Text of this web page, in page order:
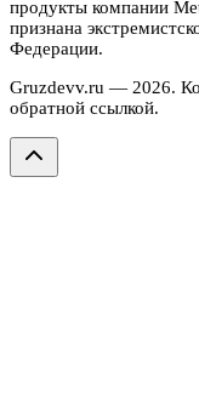
продукты компании
признана
Федерации.
Gruzdevv.ru — 2026.
обратной ссылкой.